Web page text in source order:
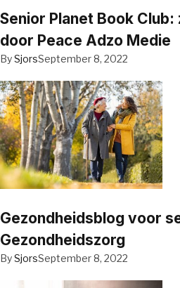
Senior Planet Book
door Peace Adzo Medie
BySjorsSeptember 8, 2022
Gezondheidsblog voor
Gezondheidszorg
BySjorsSeptember 8, 2022